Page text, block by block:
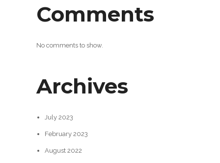
Comments
No comments to show.
Archives
July 2023
February 2023
August 2022